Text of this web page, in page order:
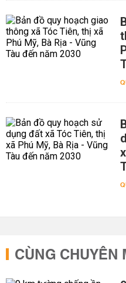
CÙNG CHUYÊN